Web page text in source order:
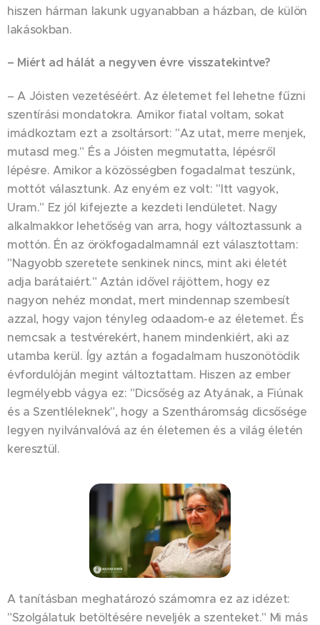
hiszen hárman lakunk ugyanabban a házban, de külön
lakásokban.
– Miért ad hálát a negyven évre visszatekintve?
– A Jóisten vezetéséért. Az életemet fel lehetne fűzni
szentírási mondatokra. Amikor fiatal voltam, sokat
imádkoztam ezt a zsoltársort: "Az utat, merre menjek,
mutasd meg." És a Jóisten megmutatta, lépésről
lépésre. Amikor a közösségben fogadalmat teszünk,
mottót választunk. Az enyém ez volt: "Itt vagyok,
Uram." Ez jól kifejezte a kezdeti lendületet. Nagy
alkalmakkor lehetőség van arra, hogy változtassunk a
mottón. Én az örökfogadalmamnál ezt választottam:
"Nagyobb szeretete senkinek nincs, mint aki életét
adja barátaiért." Aztán idővel rájöttem, hogy ez
nagyon nehéz mondat, mert mindennap szembesít
azzal, hogy vajon tényleg odaadom-e az életemet. És
nemcsak a testvérekért, hanem mindenkiért, aki az
utamba kerül. Így aztán a fogadalmam huszonötödik
évfordulóján megint változtattam. Hiszen az ember
legmélyebb vágya ez: "Dicsőség az Atyának, a Fiúnak
és a Szentléleknek", hogy a Szentháromság dicsősége
legyen nyilvánvalóvá az én életemen és a világ életén
keresztül.
A tanításban meghatározó számomra ez az idézet:
"Szolgálatuk betöltésére neveljék a szenteket." Mi más